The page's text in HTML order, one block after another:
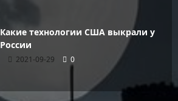
Какие технологии США выкрали у
России
2021-09-29 0